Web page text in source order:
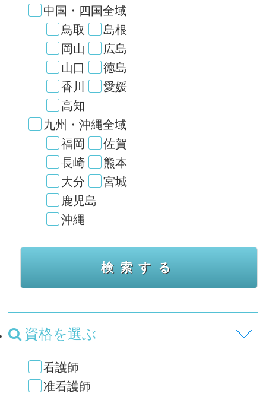
中国・四国全域
鳥取
島根
岡山
広島
山口
徳島
香川
愛媛
高知
九州・沖縄全域
福岡
佐賀
長崎
熊本
大分
宮城
鹿児島
沖縄
資格を選ぶ
看護師
准看護師